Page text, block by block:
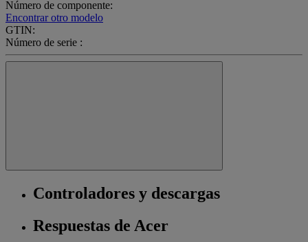
Número de componente:
Encontrar otro modelo
GTIN:
Número de serie :
Controladores y descargas
Respuestas de Acer